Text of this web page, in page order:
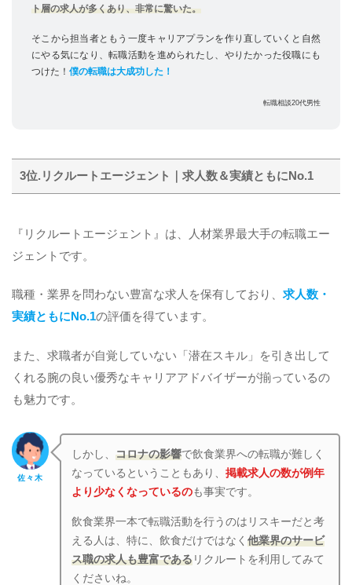
ト層の求人が多くあり、非常に驚いた。
そこから担当者ともう一度キャリアプランを作り直していくと自然
にやる気になり、転職活動を進められたし、やりたかった役職にも
つけた！ 僕の転職は大成功した！
転職相談20代男性
3位.リクルートエージェント｜求人数＆実績ともにNo.1
『リクルートエージェント』は、人材業界最大手の転職エー
ジェントです。
職種・業界を問わない豊富な求人を保有しており、 求人数・
実績ともにNo.1の評価を得ています。
また、求職者が自覚していない「潜在スキル」を引き出して
くれる腕の良い優秀なキャリアアドバイザーが揃っているの
も魅力です。
佐々木
しかし、コロナの影響で飲食業界への転職が難しく
なっているということもあり、掲載求人の数が例年
より少なくなっているのも事実です。
飲食業界一本で転職活動を行うのはリスキーだと考
える人は、特に、飲食だけではなく他業界のサービ
ス職の求人も豊富である リクルートを利用してみて
くださいね。